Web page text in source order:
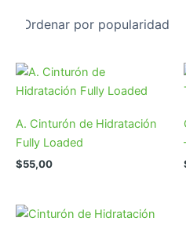
A. Cinturón de Hidratación
Fully Loaded
$55,00